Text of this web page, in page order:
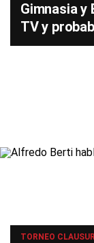
Gimnasia y
TV y
TORNEO